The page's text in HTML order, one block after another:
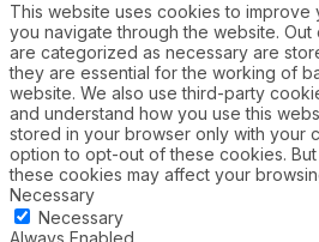
This website uses cookies to
you navigate through the website.
are categorized as necessary are
they are essential for the working of
website. We also use third-party
and understand how you use this
stored in your browser only with your
option to opt-out of these cookies.
these cookies may affect your
Necessary
Necessary
Always Enabled